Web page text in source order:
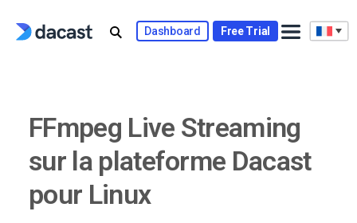
Dashboard Free Trial
FFmpeg Live Streaming
sur la plateforme Dacast
pour Linux